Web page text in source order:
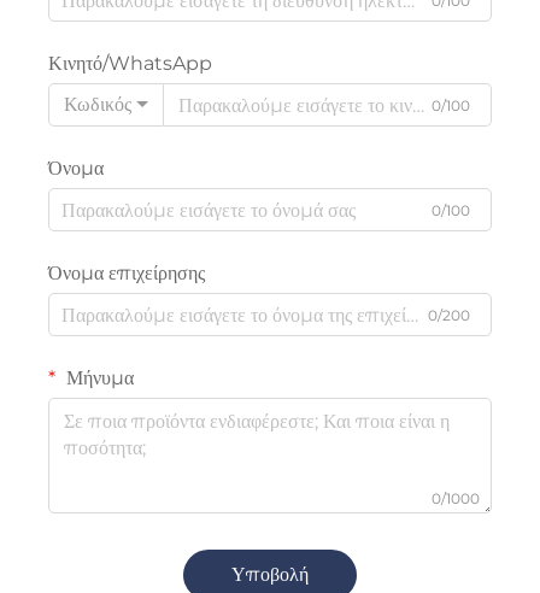
Κινητό/WhatsApp
Κωδικός
0/100
Όνομα
0/100
Όνομα επιχείρησης
0/200
Μήνυμα
0/1000
Υποβολή